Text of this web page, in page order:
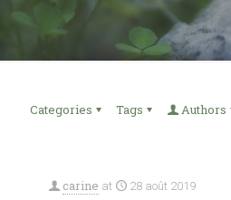
Categories Tags Authors
carine at 28 août 2019